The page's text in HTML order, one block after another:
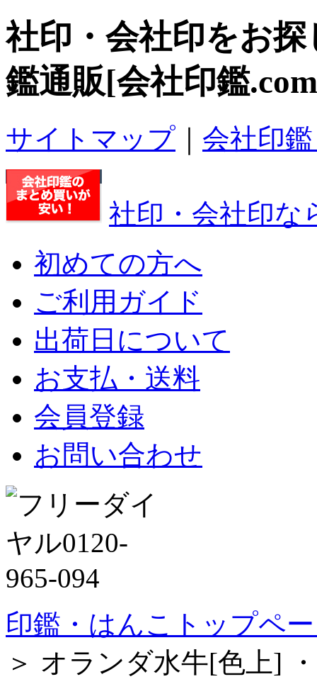
社印・会社印をお
鑑通販[会社印鑑
サイトマップ 会社印
社印・会社印な
初めての方へ
ご利用ガイド
出荷日について
お支払・送料
会員登録
お問い合わせ
印鑑・はんこトップペ
＞ オランダ水牛[色上]